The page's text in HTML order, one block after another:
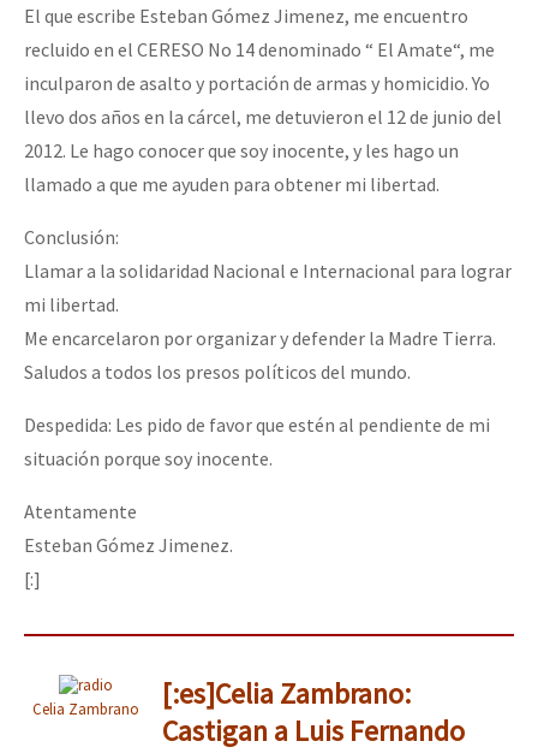
El que escribe Esteban Gómez Jimenez, me encuentro
recluido en el CERESO No 14 denominado “ El Amate“, me
inculparon de asalto y portación de armas y homicidio. Yo
llevo dos años en la cárcel, me detuvieron el 12 de junio del
2012. Le hago conocer que soy inocente, y les hago un
llamado a que me ayuden para obtener mi libertad.
Conclusión:
Llamar a la solidaridad Nacional e Internacional para lograr
mi libertad.
Me encarcelaron por organizar y defender la Madre Tierra.
Saludos a todos los presos políticos del mundo.
Despedida: Les pido de favor que estén al pendiente de mi
situación porque soy inocente.
Atentamente
Esteban Gómez Jimenez.
[:]
Celia Zambrano
[:es]Celia Zambrano:
Castigan a Luis Fernando